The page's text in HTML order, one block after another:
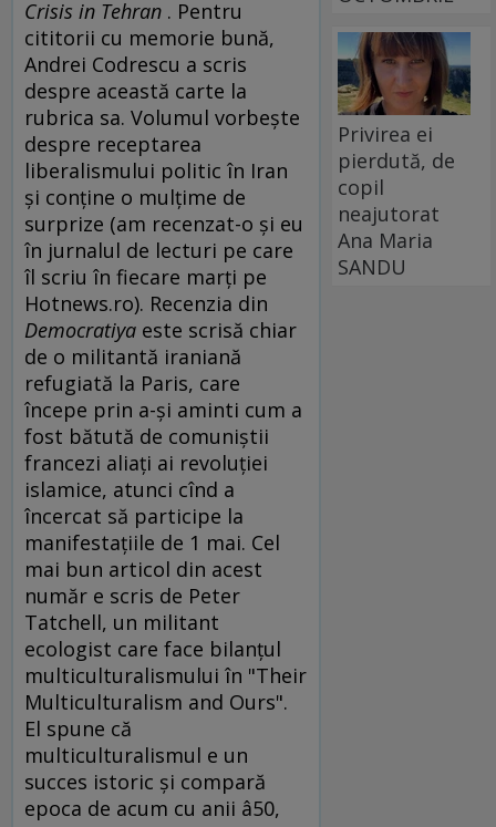
Crisis in Tehran . Pentru
cititorii cu memorie bună,
Andrei Codrescu a scris
despre această carte la
rubrica sa. Volumul vorbeşte
despre receptarea
liberalismului politic în Iran
şi conţine o mulţime de
surprize (am recenzat-o şi eu
în jurnalul de lecturi pe care
îl scriu în fiecare marţi pe
Hotnews.ro). Recenzia din
Democratiya este scrisă chiar
de o militantă iraniană
refugiată la Paris, care
începe prin a-şi aminti cum a
fost bătută de comuniştii
francezi aliaţi ai revoluţiei
islamice, atunci cînd a
încercat să participe la
manifestaţiile de 1 mai. Cel
mai bun articol din acest
număr e scris de Peter
Tatchell, un militant
ecologist care face bilanţul
multiculturalismului în "Their
Multiculturalism and Ours".
El spune că
multiculturalismul e un
succes istoric şi compară
epoca de acum cu anii â50,
Privirea ei
pierdută, de
copil
neajutorat
Ana Maria
SANDU